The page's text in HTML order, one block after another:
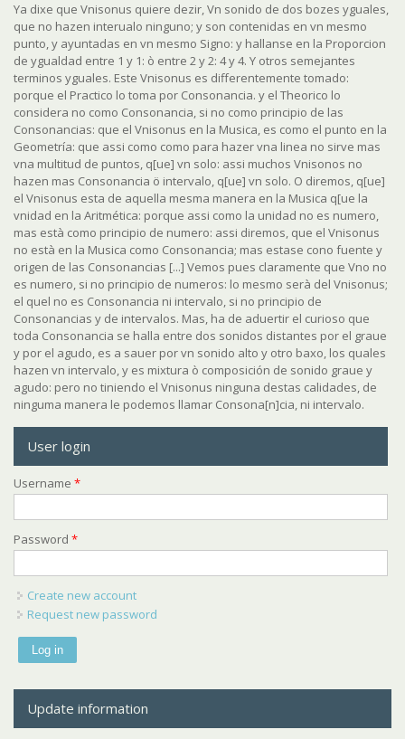
Ya dixe que Vnisonus quiere dezir, Vn sonido de dos bozes yguales,
que no hazen interualo ninguno; y son contenidas en vn mesmo
punto, y ayuntadas en vn mesmo Signo: y hallanse en la Proporcion
de ygualdad entre 1 y 1: ò entre 2 y 2: 4 y 4. Y otros semejantes
terminos yguales. Este Vnisonus es differentemente tomado:
porque el Practico lo toma por Consonancia. y el Theorico lo
considera no como Consonancia, si no como principio de las
Consonancias: que el Vnisonus en la Musica, es como el punto en la
Geometría: que assi como como para hazer vna linea no sirve mas
vna multitud de puntos, q[ue] vn solo: assi muchos Vnisonos no
hazen mas Consonancia ö intervalo, q[ue] vn solo. O diremos, q[ue]
el Vnisonus esta de aquella mesma manera en la Musica q[ue la
vnidad en la Aritmética: porque assi como la unidad no es numero,
mas està como principio de numero: assi diremos, que el Vnisonus
no està en la Musica como Consonancia; mas estase cono fuente y
origen de las Consonancias [...] Vemos pues claramente que Vno no
es numero, si no principio de numeros: lo mesmo serà del Vnisonus;
el quel no es Consonancia ni intervalo, si no principio de
Consonancias y de intervalos. Mas, ha de aduertir el curioso que
toda Consonancia se halla entre dos sonidos distantes por el graue
y por el agudo, es a sauer por vn sonido alto y otro baxo, los quales
hazen vn intervalo, y es mixtura ò composición de sonido graue y
agudo: pero no tiniendo el Vnisonus ninguna destas calidades, de
ninguma manera le podemos llamar Consona[n]cia, ni intervalo.
User login
Username *
Password *
Create new account
Request new password
Update information